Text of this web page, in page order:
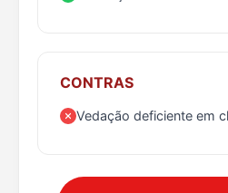
CONTRAS
Vedação deficiente em